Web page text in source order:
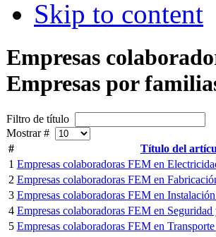
Skip to content
Empresas
Empresas por
Filtro de título
Mostrar #
#
Título del
1 Empresas colaboradoras FEM en
2 Empresas colaboradoras FEM en
3 Empresas colaboradoras FEM en
4 Empresas colaboradoras FEM en
5 Empresas colaboradoras FEM en